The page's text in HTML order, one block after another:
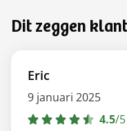
Dit zeggen
Eric
9 januari 2025
4.5/5